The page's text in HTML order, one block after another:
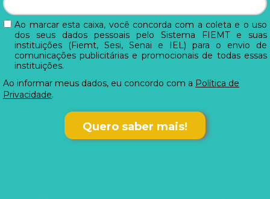
Ao marcar esta caixa, você concorda com a coleta e o uso
dos seus dados pessoais pelo Sistema FIEMT e suas
instituições (Fiemt, Sesi, Senai e IEL) para o envio de
comunicações publicitárias e promocionais de todas essas
instituições.
Ao informar meus dados, eu concordo com a Política de
Privacidade.
Quero saber mais!